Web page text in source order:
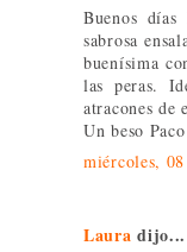
Buenos
sabrosa
buenísima
las peras.
atracones de
Un beso Paco
miércoles,
Laura dijo...